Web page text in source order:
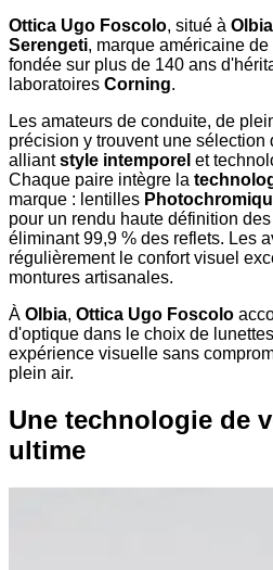
Ottica Ugo Foscolo, situé à Olbia
Serengeti, marque américaine
fondée sur plus de 140 ans
laboratoires Corning.
Les amateurs de conduite, de
précision y trouvent une sélection
alliantstyle intemporel et
Chaque paire intègre la
marque : lentilles
pour un rendu haute définition
éliminant 99,9 % des reflets. Les
régulièrement le confort visuel
montures artisanales.
À Olbia, Ottica Ugo Foscolo
d'optique dans le choix de
expérience visuelle sans
plein air.
Une technologie de
ultime